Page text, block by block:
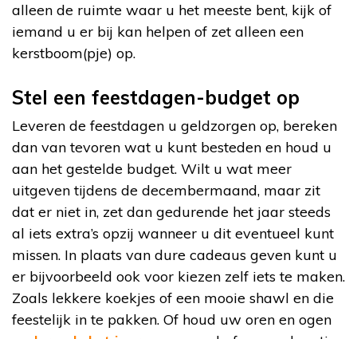
alleen de ruimte waar u het meeste bent, kijk of
iemand u er bij kan helpen of zet alleen een
kerstboom(pje) op.
Stel een feestdagen-budget op
Leveren de feestdagen u geldzorgen op, bereken
dan van tevoren wat u kunt besteden en houd u
aan het gestelde budget. Wilt u wat meer
uitgeven tijdens de decembermaand, maar zit
dat er niet in, zet dan gedurende het jaar steeds
al iets extra’s opzij wanneer u dit eventueel kunt
missen. In plaats van dure cadeaus geven kunt u
er bijvoorbeeld ook voor kiezen zelf iets te maken.
Zoals lekkere koekjes of een mooie shawl en die
feestelijk in te pakken. Of houd uw oren en ogen